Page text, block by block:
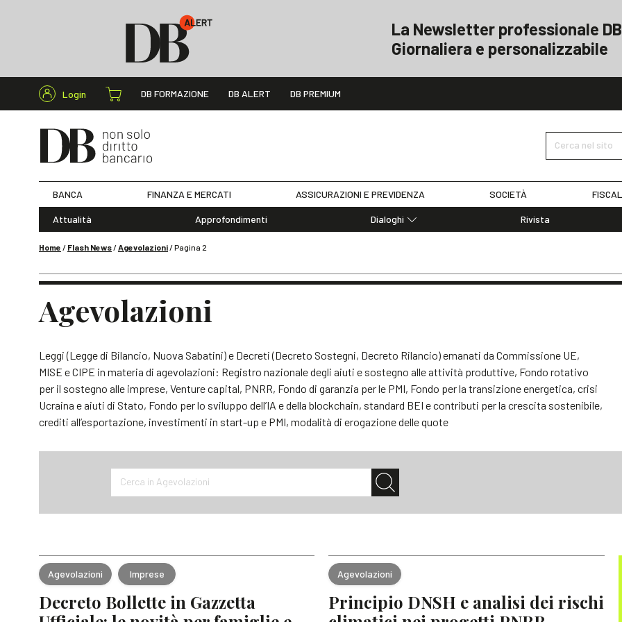
La Newsletter professionale DB
Giornaliera e personalizzabile
Login DB FORMAZIONE DB ALERT DB PREMIUM
Cerca nel sito
BANCA FINANZA E MERCATI ASSICURAZIONI E PREVIDENZA SOCIETÀ
Attualità Approfondimenti
Dialoghi
Articoli
Rivista
Home / Flash News/Agevolazioni/Pagina 2
Agevolazioni
Leggi (Legge di Bilancio, Nuova Sabatini) e Decreti (Decreto Sostegni, Decreto Rilancio) emanati da Commissione UE,
MISE e CIPE in materia di agevolazioni: Registro nazionale degli aiuti e sostegno alle attività produttive, Fondo rotativo
per il sostegno alle imprese, Venture capital, PNRR, Fondo di garanzia per le PMI, Fondo per la transizione energetica, crisi
Ucraina e aiuti di Stato, Fondo per lo sviluppo dell’IA e della blockchain, standard BEI e contributi per la crescita sostenibile,
crediti all’esportazione, investimenti in start-up e PMI, modalità di erogazione delle quote
Cerca in Agevolazioni
Agevolazioni Imprese
Decreto Bollette in Gazzetta
Agevolazioni
Principio DNSH e analisi dei rischi